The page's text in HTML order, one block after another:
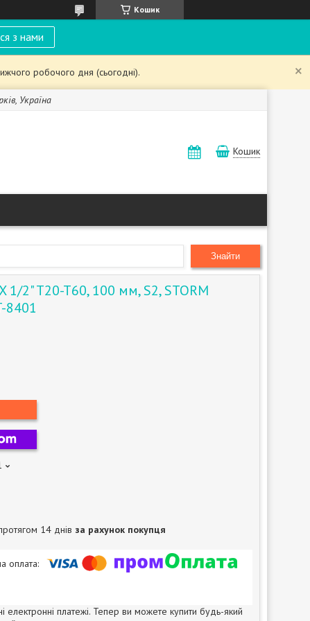
Кошик
з нами
робочого дня (сьогодні).
Україна
Кошик
Знайти
1/2" T20-T60, 100 мм, S2, STORM
8401
14 днів за рахунок покупця
електронні платежі. Тепер ви можете купити будь-який